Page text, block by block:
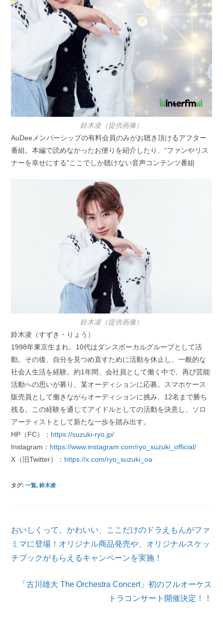
鈴木凌（提供画像）
AuDeeメンバーシップの有料会員のみがお聴き頂けるアフター
番組。本編で読めなかったお便りを紹介したり、“ファンやリス
ナーを幸せにする”ここでしか聴けない音声コンテンツ番組
鈴木凌（提供画像）
鈴木凌（すずき・りょう）
1998年東京生まれ。10代はダンスボーカルグループとして活
動。その後、自分を見つめ直すために活動を休止し、一般的な
社会人生活を経験。約1年間、会社員として働く中で、再び芸能
活動への思いが募り、某オーディションに応募。スマホケース
販売員として働きながらオーディションに挑み、12名まで勝ち
残る。この経験を通じてアイドルとしての活動を決意し、ソロ
アーティストとして新たな一歩を踏み出す。
HP（FC）： https://suzuki-ryo.jp/
Instagram： https://www.instagram.com/ryo_suzuki_official/
X（旧Twitter）： https://x.com/ryo_suzuki_oa
タグ:一覧, 鈴木凌
そ
の
他
の
記
おいしくって、かわいい、ここだけのドラえもんがファ
ミマに登場！オリジナル商品発売や、オリジナルスケッ
チブックがもらえるキャンペーンを実施！
「古川雄大 The Orchestra Concert」初のフルオーケス
トラコンサート開催決定！！